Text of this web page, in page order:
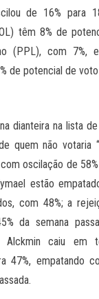
de 16% para
têm 8% de
(PPL), com 7%,
de potencial de
dianteira na lista
quem não votaria
oscilação de 58%
estão
com 48%; a
da semana
Alckmin caiu em
47%, empatando